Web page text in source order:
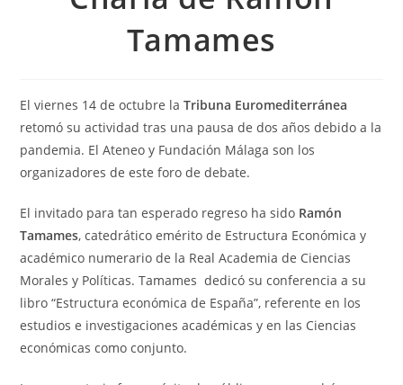
Tamames
El viernes 14 de octubre laTribuna Euromediterránea
retomó su actividad tras una pausa de dos años debido a la
pandemia. El Ateneo y Fundación Málaga son los
organizadores de este foro de debate.
El invitado para tan esperado regreso ha sido Ramón
Tamames, catedrático emérito de Estructura Económica y
académico numerario de la Real Academia de Ciencias
Morales y Políticas. Tamames dedicó su conferencia a su
libro “Estructura económica de España”, referente en los
estudios e investigaciones académicas y en las Ciencias
económicas como conjunto.